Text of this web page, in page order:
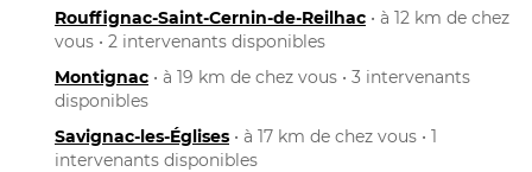
Rouffignac-Saint-Cernin-de-Reilhac • à 12 km de chez
vous • 2 intervenants disponibles
Montignac • à 19 km de chez vous • 3 intervenants
disponibles
Savignac-les-Églises • à 17 km de chez vous • 1
intervenants disponibles